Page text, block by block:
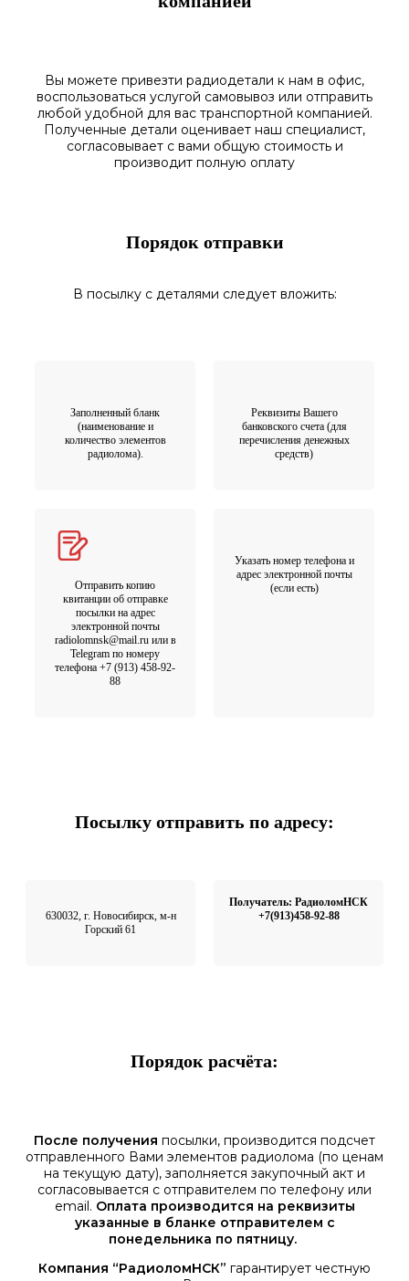
Вы можете привезти радиодетали к нам в офис,
воспользоваться услугой самовывоз или отправить
любой удобной для вас транспортной компанией.
Полученные детали оценивает наш специалист,
согласовываетс вами общую стоимость и
производит полную оплату
Порядок отправки
В посылку с деталями следует вложить:
Заполненный бланк
(наименование и
количество элементов
радиолома).
Реквизиты Вашего
банковского счета (для
перечисления денежных
средств)
Отправить копию
квитанции об отправке
посылки на адрес
электронной почты
radiolomnsk@mail.ru или в
Telegram по номеру
телефона +7 (913) 458-92-
88
Указать номер телефона и
адрес электронной почты
(если есть)
Посылку отправить по адресу:
630032, г. Новосибирск, м-н
Горский 61
Получатель: РадиоломНСК
+7(913)458-92-88
Порядок расчёта:
После получения посылки, производится подсчет
отправленного Вами элементов радиолома (по ценам
на текущую дату), заполняется закупочный акт и
согласовывается с отправителем по телефону или
email. Оплата производится на реквизиты
указанные в бланке отправителем с
понедельника по пятницу.
Компания “РадиоломНСК” гарантирует честную